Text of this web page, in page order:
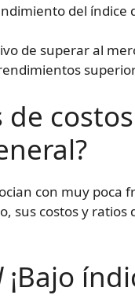
del índice
de superar al
con muy poca
sus costos y ratios
¡Bajo